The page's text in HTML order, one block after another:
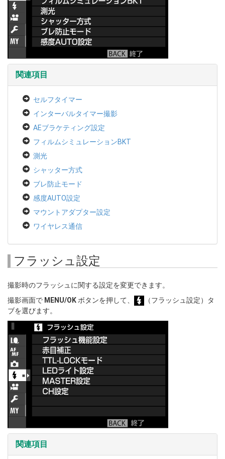
関連項目
セルフタイマー
インターバルタイマー撮影
AEブラケティング設定
フィルムシミュレーションBKT
測光
シャッター方式
ブレ防止モード
感度AUTO設定
マウントアダプター設定
ワイヤレス通信
フラッシュ設定
撮影時のフラッシュに関する設定を変更できます。
撮影画面で MENU/OK ボタンを押して、
（フラッシュ設定）タ
ブを選びます。
関連項目